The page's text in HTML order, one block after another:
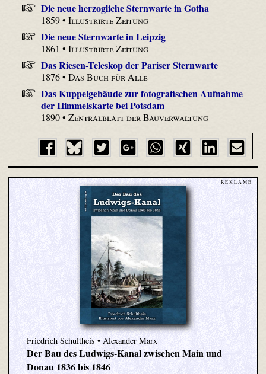
Die neue herzogliche Sternwarte in Gotha
1859 •Illustrirte Zeitung
Die neue Sternwarte in Leipzig
1861 •Illustrirte Zeitung
Das Riesen-Teleskop der Pariser Sternwarte
1876 •Das Buch für Alle
Das Kuppelgebäude zur fotografischen Aufnahme
der Himmelskarte bei Potsdam
1890 •Zentralblatt der Bauverwaltung
- R E K L A M E -
Friedrich Schultheis • Alexander Marx
Der Bau des Ludwigs-Kanal zwischen Main und
Donau 1836 bis 1846